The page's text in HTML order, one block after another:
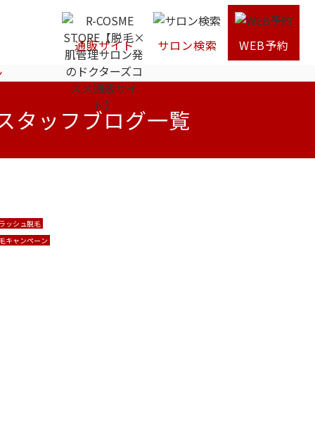
通販サイト サロン検索
WEB予約
タッフブログ一覧
ッシュ脱毛
キャンペーン